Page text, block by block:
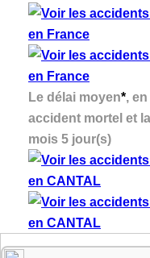
Le délai moyen*,
accident mortel et
mois 5 jour(s)